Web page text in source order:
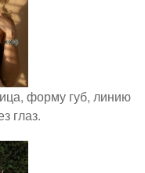
форму губ, линию
глаз.